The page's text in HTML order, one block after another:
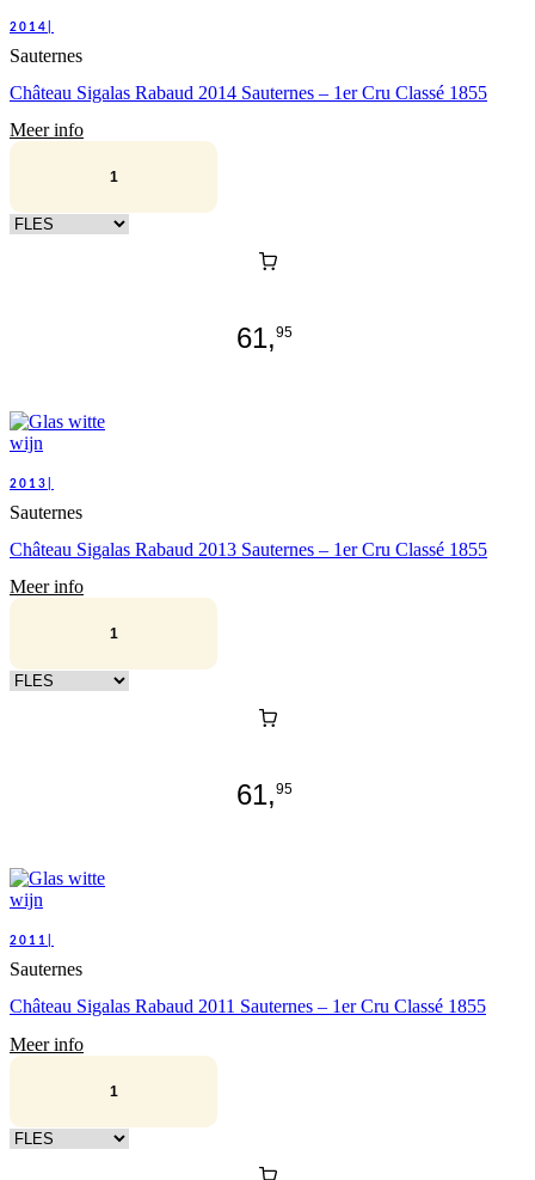
2014|
Sauternes
Château Sigalas Rabaud 2014 Sauternes – 1er Cru Classé 1855
Meer info
Kies verpakking
61,95
2013|
Sauternes
Château Sigalas Rabaud 2013 Sauternes – 1er Cru Classé 1855
Meer info
Kies verpakking
61,95
2011|
Sauternes
Château Sigalas Rabaud 2011 Sauternes – 1er Cru Classé 1855
Meer info
Kies verpakking